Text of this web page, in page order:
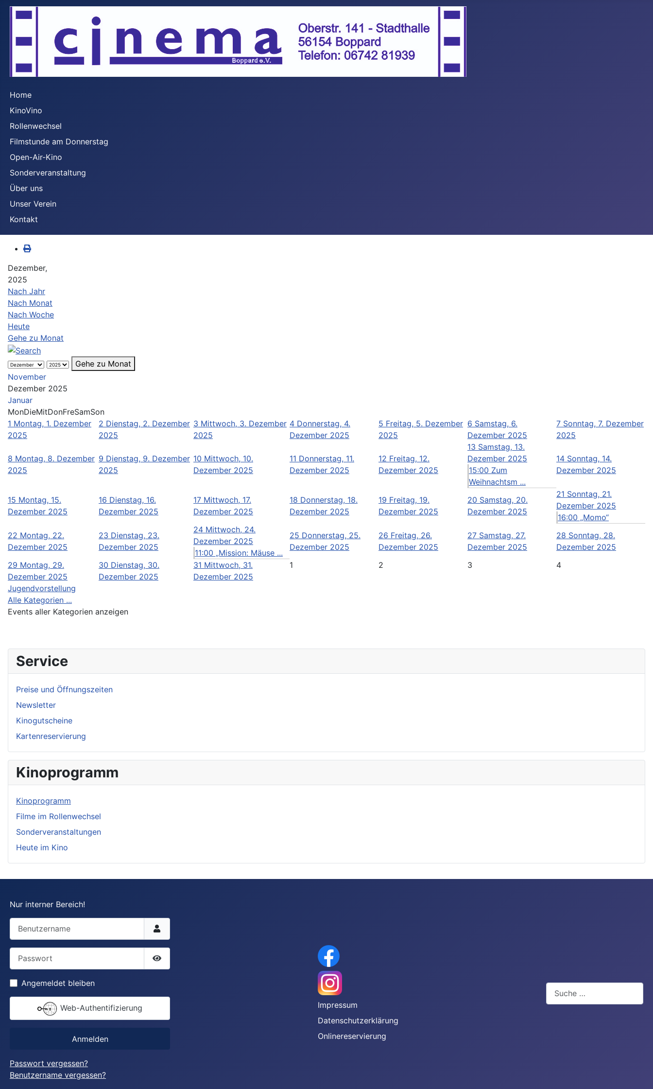
Home
KinoVino
Rollenwechsel
Filmstunde am Donnerstag
Open-Air-Kino
Sonderveranstaltung
Über uns
Unser Verein
Kontakt
Dezember,
2025
Nach Jahr
Nach Monat
Nach Woche
Heute
Gehe zu Monat
Gehe zu Monat
November
Dezember 2025
Januar
MonDieMitDonFreSamSon
1 Montag, 1. Dezember
2025
2 Dienstag, 2. Dezember
2025
3 Mittwoch, 3. Dezember
2025
4 Donnerstag, 4.
Dezember 2025
5 Freitag, 5. Dezember
2025
6 Samstag, 6.
Dezember 2025
7 Sonntag, 7. Dezember
2025
8 Montag, 8. Dezember
2025
9 Dienstag, 9. Dezember
2025
10 Mittwoch, 10.
Dezember 2025
11 Donnerstag, 11.
Dezember 2025
12 Freitag, 12.
Dezember 2025
13 Samstag, 13.
Dezember 2025
15:00 Zum
Weihnachtsm ...
14 Sonntag, 14.
Dezember 2025
15 Montag, 15.
Dezember 2025
16 Dienstag, 16.
Dezember 2025
17 Mittwoch, 17.
Dezember 2025
18 Donnerstag, 18.
Dezember 2025
19 Freitag, 19.
Dezember 2025
20 Samstag, 20.
Dezember 2025
21 Sonntag, 21.
Dezember 2025
16:00 „Momo“
22 Montag, 22.
Dezember 2025
23 Dienstag, 23.
Dezember 2025
24 Mittwoch, 24.
Dezember 2025
11:00 „Mission: Mäuse ...
25 Donnerstag, 25.
Dezember 2025
26 Freitag, 26.
Dezember 2025
27 Samstag, 27.
Dezember 2025
28 Sonntag, 28.
Dezember 2025
29 Montag, 29.
Dezember 2025
30 Dienstag, 30.
Dezember 2025
31 Mittwoch, 31.
Dezember 2025
1 2 3 4
Jugendvorstellung
Alle Kategorien ...
Events aller Kategorien anzeigen
Service
Preise und Öffnungszeiten
Newsletter
Kinogutscheine
Kartenreservierung
Kinoprogramm
Kinoprogramm
Filme im Rollenwechsel
Sonderveranstaltungen
Heute im Kino
Nur interner Bereich!
Benutzername
Passwort
Passwort anzeigen
Angemeldet bleiben
Web-Authentifizierung
Anmelden
Passwort vergessen?
Benutzername vergessen?
Impressum
Datenschutzerklärung
Onlinereservierung
Suchen